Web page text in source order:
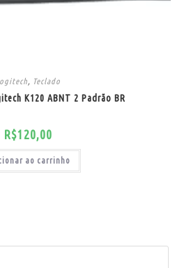
, Teclado
K120 ABNT 2 Padrão BR
R$120,00
ao carrinho